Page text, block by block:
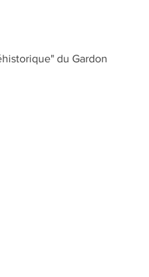
du Gardon